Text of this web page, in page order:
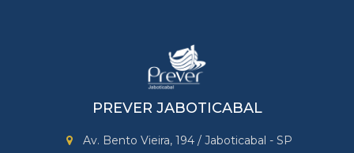
PREVER JABOTICABAL
Av. Bento Vieira, 194 / Jaboticabal - SP